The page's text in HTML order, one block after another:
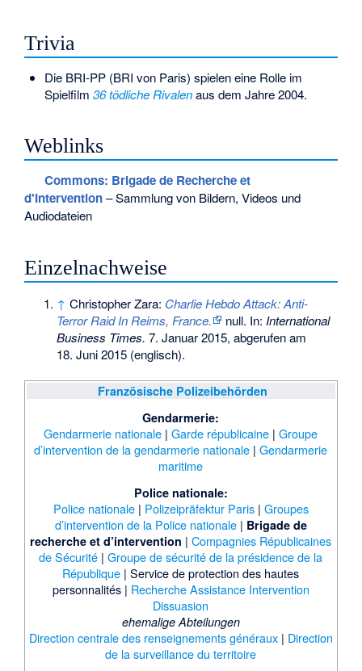
Trivia
Die BRI-PP (BRI von Paris) spielen eine Rolle im
Spielfilm 36 tödliche Rivalenaus dem Jahre 2004.
Weblinks
Commons: Brigade de Recherche et
d'Intervention– Sammlung von Bildern, Videos und
Audiodateien
Einzelnachweise
↑ Christopher Zara: Charlie Hebdo Attack: Anti-
Terror Raid In Reims, France.
null. In:International
Business Times. 7. Januar 2015, abgerufen am
18. Juni 2015 (englisch).
Französische Polizeibehörden
Gendarmerie:
Gendarmerie nationale |Garde républicaine |Groupe
d’intervention de la gendarmerie nationale |Gendarmerie
maritime
Police nationale:
Police nationale| Polizeipräfektur Paris| Groupes
d’intervention de la Police nationale| Brigade de
recherche et d’intervention |Compagnies Républicaines
de Sécurité |Groupe de sécurité de la présidence de la
République |Service de protection des hautes
personnalités| Recherche Assistance Intervention
Dissuasion
ehemalige Abteilungen
Direction centrale des renseignements généraux| Direction
de la surveillance du territoire